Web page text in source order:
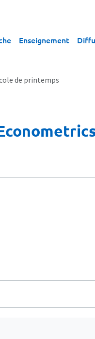
Enseignement
de printemps